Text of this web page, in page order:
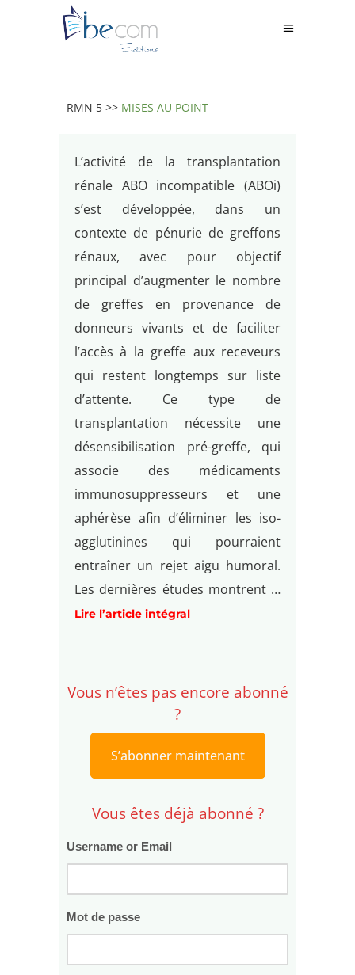
RMN 5 >> MISES AU POINT
L’activité de la transplantation
rénale ABO incompatible (ABOi)
s’est développée, dans un
contexte de pénurie de greffons
rénaux, avec pour objectif
principal d’augmenter le nombre
de greffes en provenance de
donneurs vivants et de faciliter
l’accès à la greffe aux receveurs
qui restent longtemps sur liste
d’attente. Ce type de
transplantation nécessite une
désensibilisation pré-greffe, qui
associe des médicaments
immunosuppresseurs et une
aphérèse afin d’éliminer les iso-
agglutinines qui pourraient
entraîner un rejet aigu humoral.
Les dernières études montrent …
Lire l’article intégral
Vous n’êtes pas encore abonné
?
S’abonner maintenant
Vous êtes déjà abonné ?
Username or Email
Mot de passe